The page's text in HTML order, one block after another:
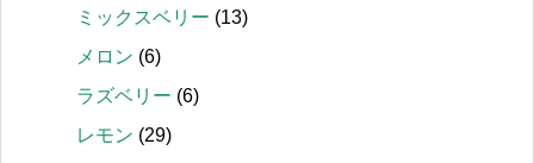
ミックスベリー (13)
メロン (6)
ラズベリー (6)
レモン (29)